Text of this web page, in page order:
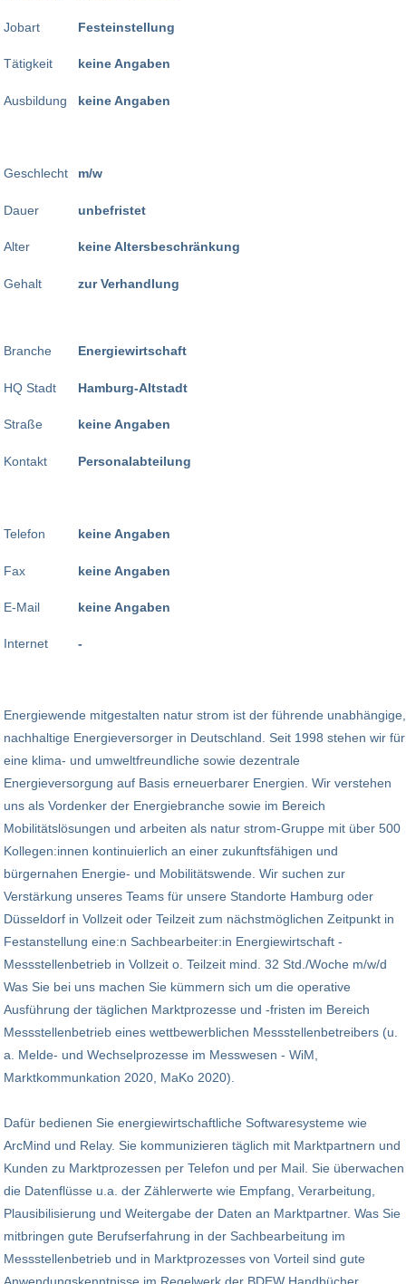
Jobart
Tätigkeit
Ausbildung
Geschlecht
Dauer
Alter
Gehalt
Festeinstellung
keine Angaben
keine Angaben
m/w
unbefristet
keine Altersbeschränkung
zur Verhandlung
Branche
HQ Stadt
Straße
Kontakt
Telefon
Fax
E-Mail
Internet
Energiewirtschaft
Hamburg-Altstadt
keine Angaben
Personalabteilung
keine Angaben
keine Angaben
keine Angaben
-
Energiewende mitgestalten natur strom ist der führende unabhängige,
nachhaltige Energieversorger in Deutschland. Seit 1998 stehen wir für
eine klima- und umweltfreundliche sowie dezentrale
Energieversorgung auf Basis erneuerbarer Energien. Wir verstehen
uns als Vordenker der Energiebranche sowie im Bereich
Mobilitätslösungen und arbeiten als natur strom-Gruppe mit über 500
Kollegen:innen kontinuierlich an einer zukunftsfähigen und
bürgernahen Energie- und Mobilitätswende. Wir suchen zur
Verstärkung unseres Teams für unsere Standorte Hamburg oder
Düsseldorf in Vollzeit oder Teilzeit zum nächstmöglichen Zeitpunkt in
Festanstellung eine:n Sachbearbeiter:in Energiewirtschaft -
Messstellenbetrieb in Vollzeit o. Teilzeit mind. 32 Std./Woche m/w/d
Was Sie bei uns machen Sie kümmern sich um die operative
Ausführung der täglichen Marktprozesse und -fristen im Bereich
Messstellenbetrieb eines wettbewerblichen Messstellenbetreibers (u.
a. Melde- und Wechselprozesse im Messwesen - WiM,
Marktkommunkation 2020, MaKo 2020).
Dafür bedienen Sie energiewirtschaftliche Softwaresysteme wie
ArcMind und Relay. Sie kommunizieren täglich mit Marktpartnern und
Kunden zu Marktprozessen per Telefon und per Mail. Sie überwachen
die Datenflüsse u.a. der Zählerwerte wie Empfang, Verarbeitung,
Plausibilisierung und Weitergabe der Daten an Marktpartner. Was Sie
mitbringen gute Berufserfahrung in der Sachbearbeitung im
Messstellenbetrieb und in Marktprozesses von Vorteil sind gute